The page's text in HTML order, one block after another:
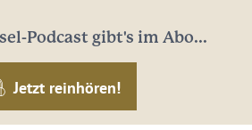
Podcast gibt's im Abo...
Jetzt reinhören!